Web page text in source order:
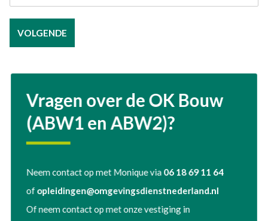
VOLGENDE
Vragen over de OK Bouw
(ABW1 en ABW2)?
Neem contact op met Monique via 06 18 69 11 64
ofopleidingen@omgevingsdienstnederland.nl
Of neem contact op met onze vestiging in